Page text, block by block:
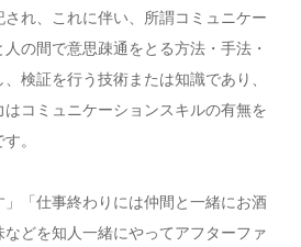
れ、これに伴い、所謂コミュニケー
の間で意思疎通をとる方法・手法・
検証を行う技術または知識であり、
コミュニケーションスキルの有無を
。
」「仕事終わりには仲間と一緒にお酒
どを知人一緒にやってアフターファ